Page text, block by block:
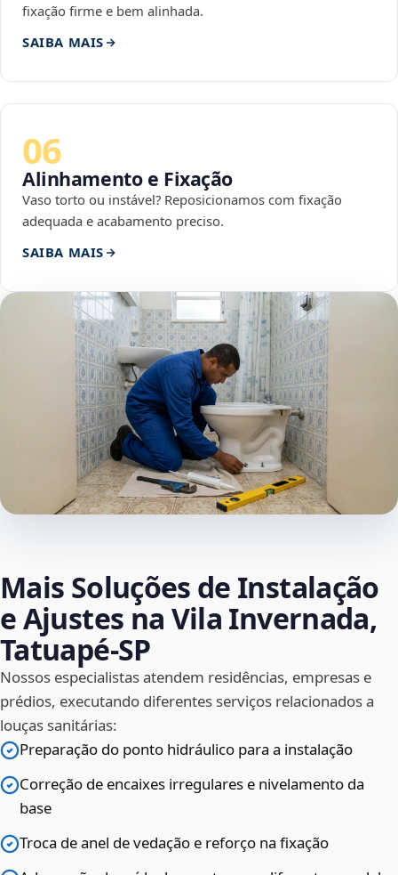
fixação firme e bem alinhada.
SAIBA MAIS
06
Alinhamento e Fixação
Vaso torto ou instável? Reposicionamos com fixação
adequada e acabamento preciso.
SAIBA MAIS
Mais Soluções de Instalação
e Ajustes na Vila Invernada,
Tatuapé‑SP
Nossos especialistas atendem residências, empresas e
prédios, executando diferentes serviços relacionados a
louças sanitárias:
Preparação do ponto hidráulico para a instalação
Correção de encaixes irregulares e nivelamento da
base
Troca de anel de vedação e reforço na fixação